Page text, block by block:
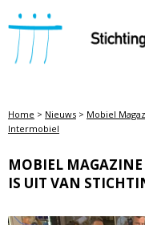
STICHTING
Home > Nieuws > Mobiel
Intermobiel
MOBIEL
IS UIT VAN